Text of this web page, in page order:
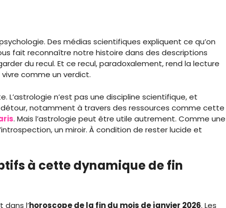
Des médias scientifiques expliquent ce qu’on
fait reconnaître notre histoire dans des descriptions
du recul. Et ce recul, paradoxalement, rend la lecture
comme un verdict.
L’astrologie n’est pas une discipline scientifique, et
notamment à travers des ressources comme cette
. Mais l’astrologie peut être utile autrement. Comme une
un miroir. À condition de rester lucide et
à cette dynamique de fin
l’horoscope de la fin du mois de janvier 2026. Les